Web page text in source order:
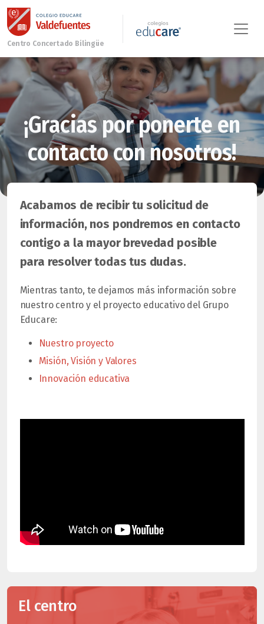
¡Gracias por ponerte en
contacto con nosotros!
Acabamos de recibir tu solicitud de
información, nos pondremos en contacto
contigo a la mayor brevedad posible
para resolver todas tus dudas.
Mientras tanto, te dejamos más información sobre
nuestro centro y el proyecto educativo del Grupo
Educare:
Nuestro proyecto
Misión, Visión y Valores
Innovación educativa
El centro